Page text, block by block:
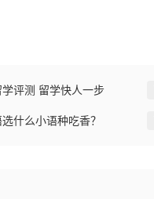
评测 留学快人一步
什么小语种吃香？